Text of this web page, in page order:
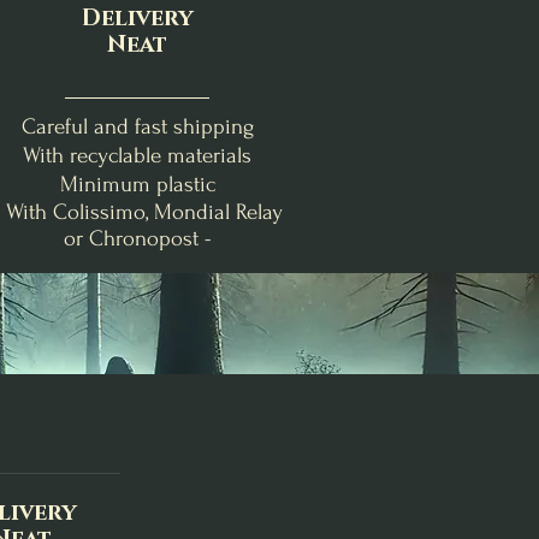
Clémentine Vanillée
Bougie de Lughnasadh
Price
€19.00
Brise Fraîche
Fondants d'Intention
Purification
Price
€9.00
Poire-Freesia
Bougie Crépuscule
d'Août
Price
€24.00
Delivery
Neat
Careful and fast shipping
With recyclable materials
Minimum plastic
With Colissimo, Mondial Relay
or Chronopost -